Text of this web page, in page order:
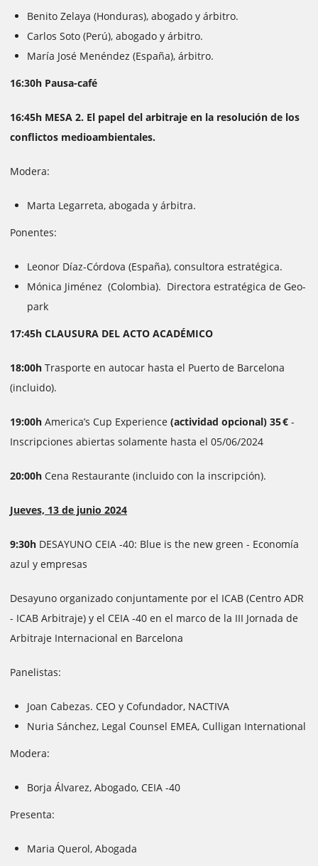
Benito Zelaya (Honduras), abogado y árbitro.
Carlos Soto (Perú), abogado y árbitro.
María José Menéndez (España), árbitro.
16:30h Pausa-café
16:45h MESA 2. El papel del arbitraje en la resolución de los
conflictos medioambientales.
Modera:
Marta Legarreta, abogada y árbitra.
Ponentes:
Leonor Díaz-Córdova (España), consultora estratégica.
Mónica Jiménez (Colombia). Directora estratégica de Geo-
park
17:45h CLAUSURA DEL ACTO ACADÉMICO
18:00h Trasporte en autocar hasta el Puerto de Barcelona
(incluido).
19:00h America’s Cup Experience (actividad opcional) 35 € -
Inscripciones abiertas solamente hasta el 05/06/2024
20:00h Cena Restaurante (incluido con la inscripción).
Jueves, 13 de junio 2024
9:30h DESAYUNO CEIA -40: Blue is the new green - Economía
azul y empresas
Desayuno organizado conjuntamente por el ICAB (Centro ADR
- ICAB Arbitraje) y el CEIA -40 en el marco de la III Jornada de
Arbitraje Internacional en Barcelona
Panelistas:
Joan Cabezas. CEO y Cofundador, NACTIVA
Nuria Sánchez, Legal Counsel EMEA, Culligan International
Modera:
Borja Álvarez, Abogado, CEIA -40
Presenta:
Maria Querol, Abogada